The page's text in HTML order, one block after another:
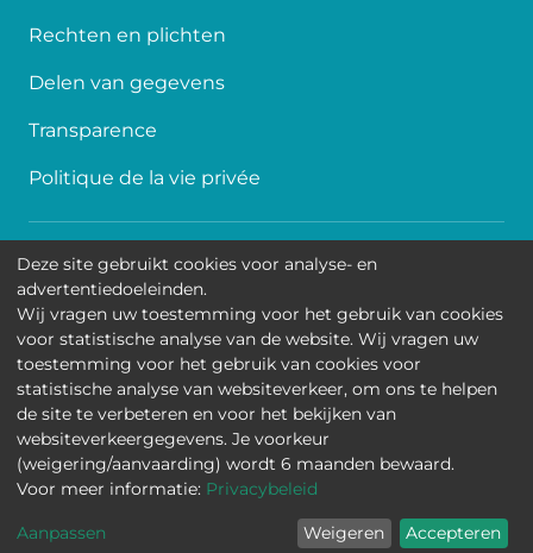
Rechten en plichten
Delen van gegevens
Transparence
Politique de la vie privée
Toegankelijkheid
Contact
Cookies
Wettelijke mededelingen
Universitair Kinderziekenhuis Koningin Fabiola • Jean-
Joseph Crocqlaan 15 - 1020 Brussel
Deze site gebruikt cookies voor analyse- en
advertentiedoeleinden.
Wij vragen uw toestemming voor het gebruik van cookies
voor statistische analyse van de website. Wij vragen uw
toestemming voor het gebruik van cookies voor
statistische analyse van websiteverkeer, om ons te helpen
de site te verbeteren en voor het bekijken van
websiteverkeergegevens. Je voorkeur
(weigering/aanvaarding) wordt 6 maanden bewaard.
Voor meer informatie: Privacybeleid
Aanpassen Weigeren Accepteren